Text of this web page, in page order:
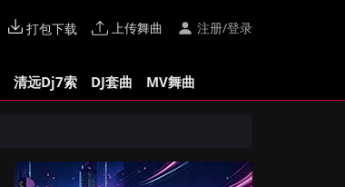
打包下载 上传舞曲 注册/登录
清远Dj7索 DJ套曲 MV舞曲
Previous Next